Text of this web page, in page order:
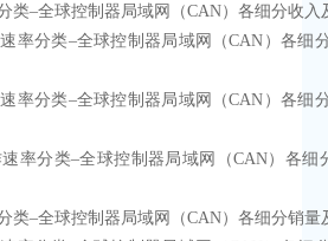
率分类–全球控制器局域网（CAN）各细分收入
率分类–全球控制器局域网（CAN）各细分销量